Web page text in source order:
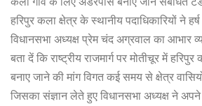
हरिपुर कला क्षेत्र के स्थानीय पदाधिकारियों ने
विधानसभा अध्यक्ष प्रेम चंद अग्रवाल का आभार
बता दें कि राष्ट्रीय राजमार्ग पर मोतीचूर में
बनाए जाने की मांग विगत कई समय से क्षेत्र वासियों
जिसका संज्ञान लेते हुए विधानसभा अध्यक्ष ने अपने